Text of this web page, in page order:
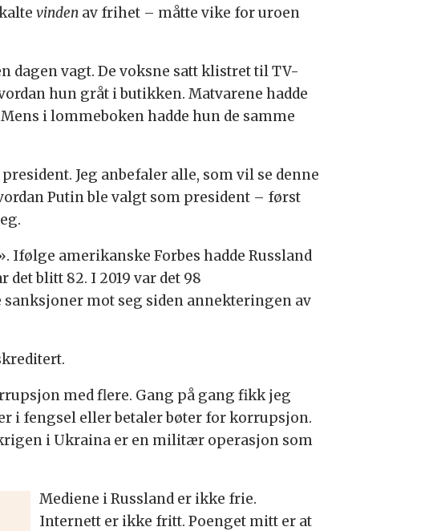
vinden av frihet – måtte vike for uroen
dagen vagt. De voksne satt klistret til TV-
hun gråt i butikken. Matvarene hadde
i lommeboken hadde hun de samme
Jeg anbefaler alle, som vil se denne
Putin ble valgt som president – først
amerikanske Forbes hadde Russland
blitt 82. I 2019 var det 98
mot seg siden annekteringen av
med flere. Gang på gang fikk jeg
i fengsel eller betaler bøter for korrupsjon.
i Ukraina er en militær operasjon som
Mediene i Russland er ikke frie.
Internett er ikke fritt. Poenget mitt er at